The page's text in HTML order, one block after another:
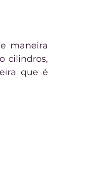
maneira
cilindros,
que é